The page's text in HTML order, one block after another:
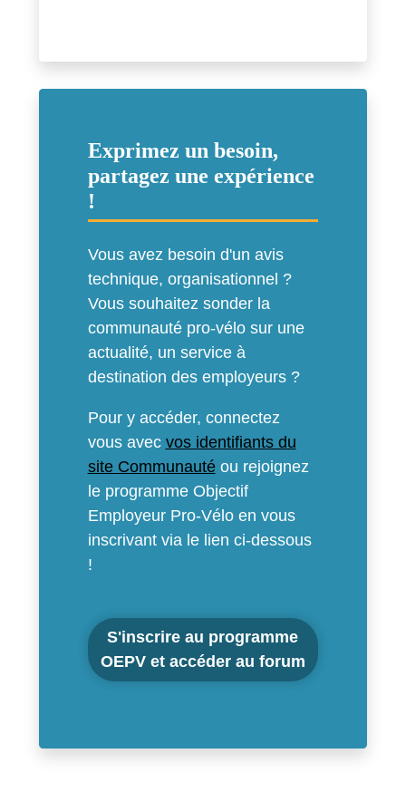
Exprimez un besoin,
partagez une expérience
!
Vous avez besoin d'un avis
technique, organisationnel ?
Vous souhaitez sonder la
communauté pro-vélo sur une
actualité, un service à
destination des employeurs ?
Pour y accéder, connectez
vous avec vos identifiants du
site Communautéou rejoignez
le programme Objectif
Employeur Pro-Vélo en vous
inscrivant via le lien ci-dessous
!
S'inscrire au programme
OEPV et accéder au forum